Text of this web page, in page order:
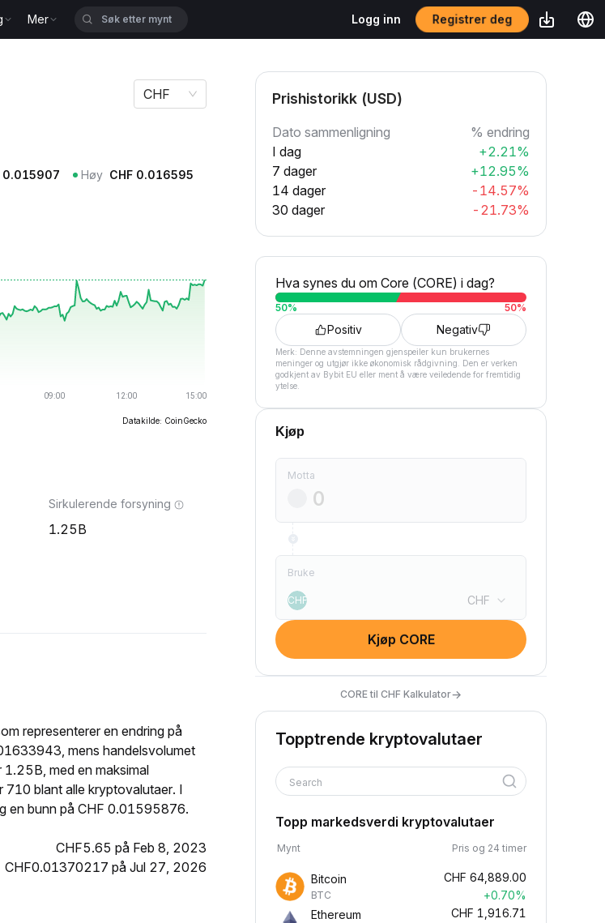
Mer Logg inn Registrer deg
CHF
0.015907 Høy CHF 0.016595
Datakilde: CoinGecko
Sirkulerende forsyning
1.25B
representerer en endring på
mens handelsvolumet
med en maksimal
710 blant alle kryptovalutaer. I
en bunn på CHF 0.01595876.
CHF5.65 på Feb 8, 2023
CHF0.01370217 på Jul 27, 2026
Prishistorikk (USD)
Dato sammenligning
% endring
I dag
+2.21%
7 dager
+12.95%
14 dager
-14.57%
30 dager
-21.73%
Hva synes du om Core (CORE) i dag?
50% 50%
Positiv Negativ
Merk: Denne avstemningen gjenspeiler kun brukernes
meninger og utgjør ikke økonomisk rådgivning. Den er verken
godkjent av Bybit EU eller ment å være veiledende for fremtidig
ytelse.
Kjøp
Motta
Bruke
CHF CHF
Kjøp CORE
CORE til CHF Kalkulator→
Topptrende kryptovalutaer
Search
Topp markedsverdi kryptovalutaer
Mynt Pris og 24 timer
Bitcoin
BTC
CHF 64,889.00
+0.70%
Ethereum
CHF 1,916.71